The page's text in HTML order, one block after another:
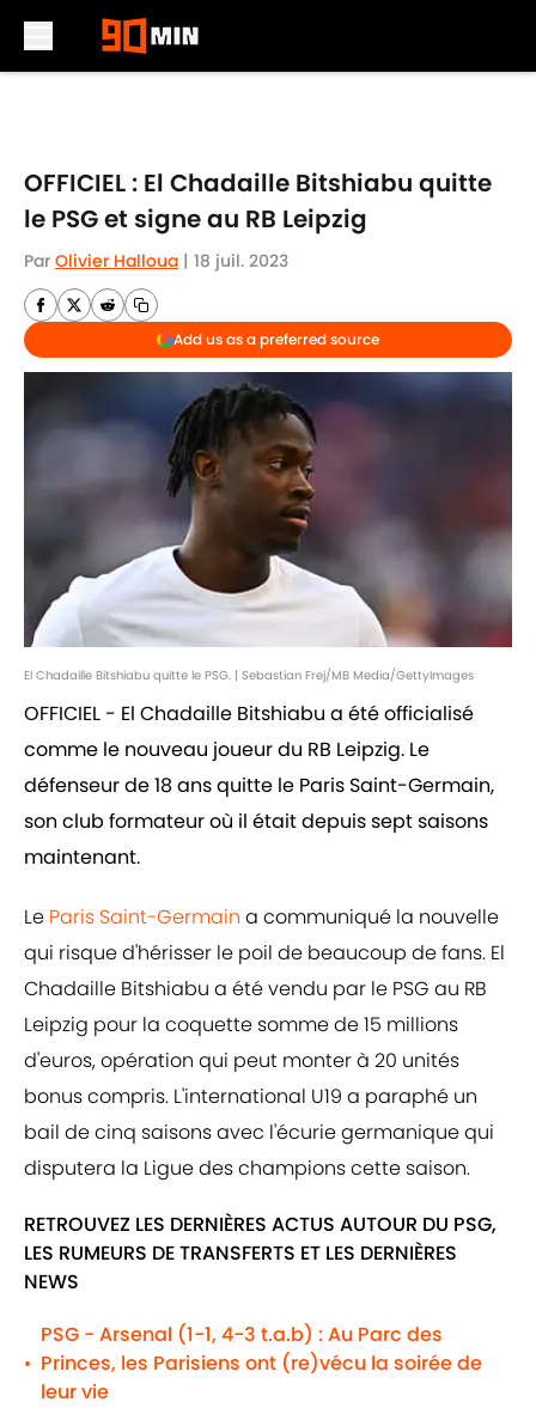
OFFICIEL : El Chadaille Bitshiabu quitte
le PSG et signe au RB Leipzig
Par Olivier Halloua | 18 juil. 2023
Add us as a preferred source
El Chadaille Bitshiabu quitte le PSG. | Sebastian Frej/MB Media/GettyImages
OFFICIEL - El Chadaille Bitshiabu a été officialisé
comme le nouveau joueur du RB Leipzig. Le
défenseur de 18 ans quitte le Paris Saint-Germain,
son club formateur où il était depuis sept saisons
maintenant.
Le Paris Saint-Germain a communiqué la nouvelle
qui risque d'hérisser le poil de beaucoup de fans. El
Chadaille Bitshiabu a été vendu par le PSG au RB
Leipzig pour la coquette somme de 15 millions
d'euros, opération qui peut monter à 20 unités
bonus compris. L'international U19 a paraphé un
bail de cinq saisons avec l'écurie germanique qui
disputera la Ligue des champions cette saison.
RETROUVEZ LES DERNIÈRES ACTUS AUTOUR DU PSG,
LES RUMEURS DE TRANSFERTS ET LES DERNIÈRES
NEWS
•
PSG - Arsenal (1-1, 4-3 t.a.b) : Au Parc des
Princes, les Parisiens ont (re)vécu la soirée de
leur vie